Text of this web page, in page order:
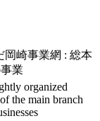
岡崎事業網 : 総本
業
organized
the main branch